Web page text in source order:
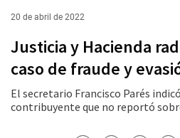
20 de abril de 2022
Justicia y Hacienda
caso de fraude y
El secretario Francisco Parés
contribuyente que no reportó